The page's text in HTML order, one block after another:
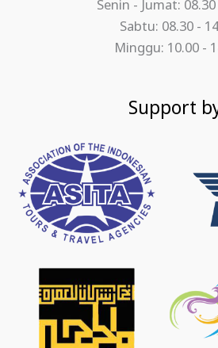
Senin - Jumat:
Sabtu: 08.30 -
Minggu: 10.00 -
Support